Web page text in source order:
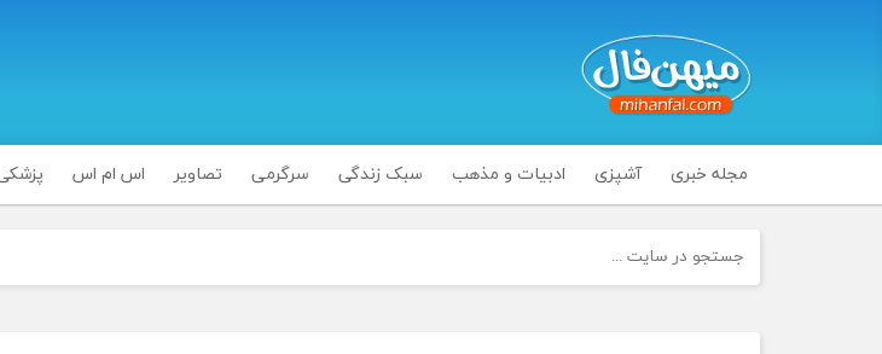
مجله خبری آشپزی ادبیات و مذهب سبک زندگی سرگرمی تصاویر اس ام اس